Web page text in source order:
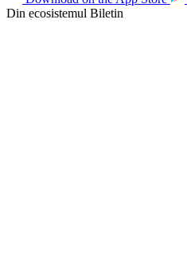
Din ecosistemul Biletin